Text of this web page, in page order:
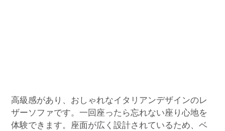
高級感があり、おしゃれなイタリアンデザインのレ
ザーソファです。一回座ったら忘れない座り心地を
体験できます。座面が広く設計されているため、ベ